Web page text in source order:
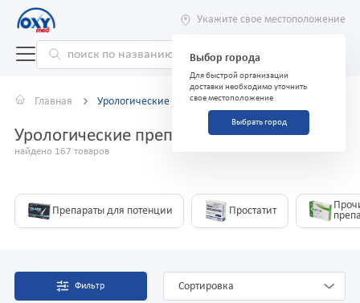
Укажите свое местоположение
Выбор города
Для быстрой организации
доставки необходимо уточнить
свое местоположение
Выбрать город
Главная Урологические препараты
Урологические препараты
найдено 167 товаров
Препараты для потенции Простатит
Фильтр Сортировка